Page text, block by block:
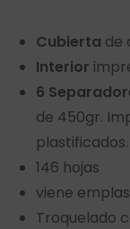
Cubierta de
Interior
6
de 450gr.
plastificados.
146 hojas
viene
Troquelado